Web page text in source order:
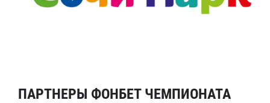
ПАРТНЕРЫ ФОНБЕТ ЧЕМПИОНАТА